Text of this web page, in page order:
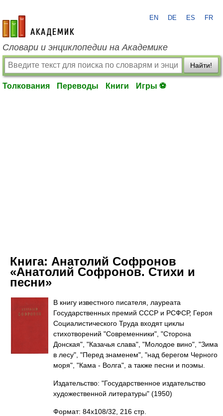
academic.ru
EN DE ES FR
Словари и энциклопедии на Академике
Найти!
Толкования Переводы Книги Игры ⚽
Книга: Анатолий Софронов
«Анатолий Софронов. Стихи и
песни»
В книгу известного писателя, лауреата
Государственных премий СССР и РСФСР, Героя
Социалистического Труда входят циклы
стихотворений "Современники", "Сторона
Донская", "Казачья слава", "Молодое вино", "Зима
в лесу", "Перед знаменем", "над берегом Черного
моря", "Кама - Волга", а также песни и поэмы.
Издательство: "Государственное издательство
художественной литературы" (1950)
Формат: 84x108/32, 216 стр.